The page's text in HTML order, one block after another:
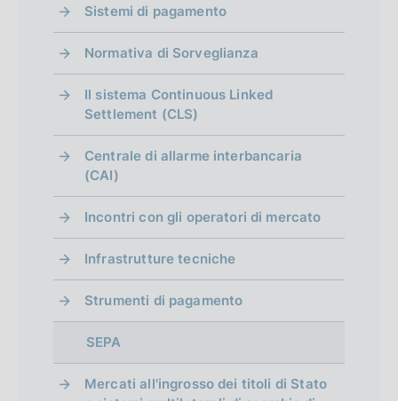
Sistemi di pagamento
Normativa di Sorveglianza
Il sistema Continuous Linked
Settlement (CLS)
Centrale di allarme interbancaria
(CAI)
Incontri con gli operatori di mercato
Infrastrutture tecniche
Strumenti di pagamento
SEPA
Mercati all'ingrosso dei titoli di Stato